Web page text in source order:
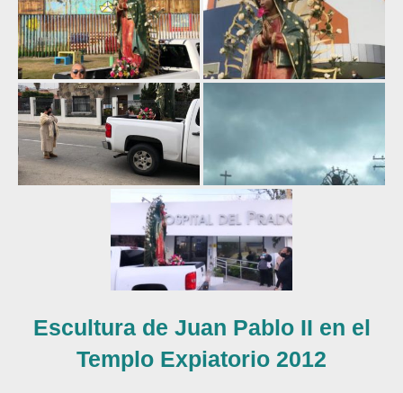
Escultura de Juan Pablo II en el
Templo Expiatorio 2012